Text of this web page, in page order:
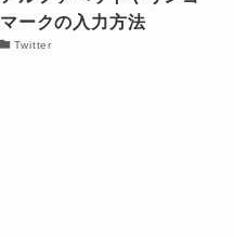
マークの入力方法
Twitter